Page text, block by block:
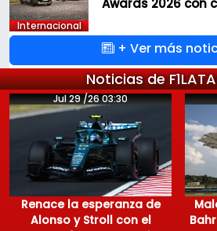
Internacional
Awards 2026 con
+ Ver más
Noticias de
Jul 29 /26 03:30
Renace la esperanza de
Alonso y Stroll con el